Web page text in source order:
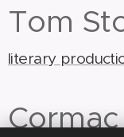
Tom
literary